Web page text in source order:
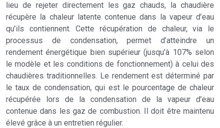
lieu de rejeter directement les gaz chauds, la chaudière
récupère la chaleur latente contenue dans la vapeur d’eau
qu’ils contiennent. Cette récupération de chaleur, via le
processus de condensation, permet d’atteindre un
rendement énergétique bien supérieur (jusqu’à 107% selon
le modèle et les conditions de fonctionnement) à celui des
chaudières traditionnelles. Le rendement est déterminé par
le taux de condensation, qui est le pourcentage de chaleur
récupérée lors de la condensation de la vapeur d’eau
contenue dans les gaz de combustion. Il doit être maintenu
élevé grâce à un entretien régulier.